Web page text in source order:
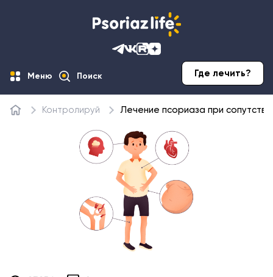
Меню Поиск Где лечить?
Главная Контролируй Лечение псориаза при